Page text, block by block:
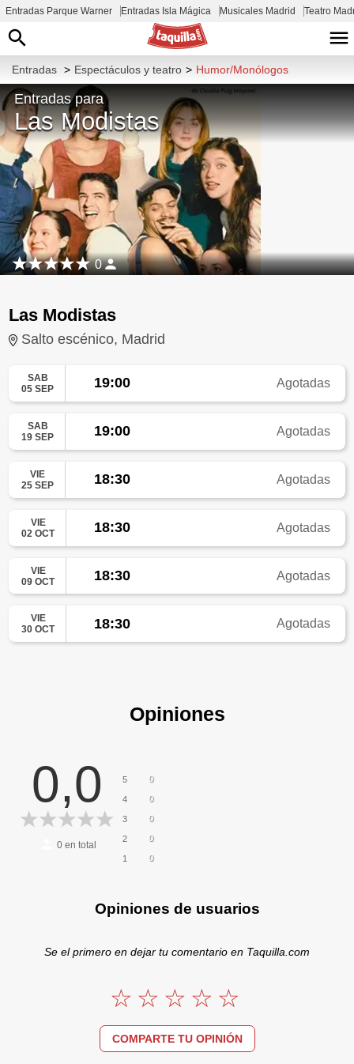
Entradas Parque Warner Entradas Isla Mágica Musicales Madrid Teatro
Entradas > Espectáculos y teatro > Humor/Monólogos
Entradas para
Las Modistas
0
Las Modistas
Salto escénico, Madrid
SAB
05 SEP
19:00 Agotadas
SAB
19 SEP
19:00 Agotadas
VIE
25 SEP
18:30 Agotadas
VIE
02 OCT
18:30 Agotadas
VIE
09 OCT
18:30 Agotadas
VIE
30 OCT
18:30 Agotadas
Opiniones
0,0
0en total
5 0
4 0
3 0
2 0
1 0
Opiniones de usuarios
Se el primero en dejar tu comentario en Taquilla.com
COMPARTE TU OPINIÓN